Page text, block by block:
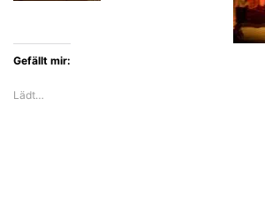
Gefällt mir:
Lädt…